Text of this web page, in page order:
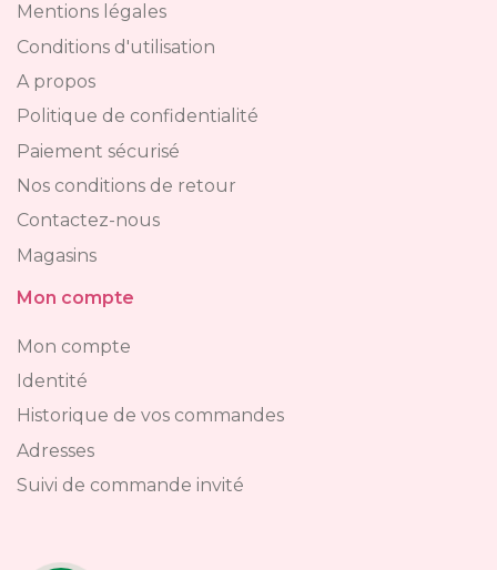
Mentions légales
Conditions d'utilisation
A propos
Politique de confidentialité
Paiement sécurisé
Nos conditions de retour
Contactez-nous
Magasins
Mon compte
Mon compte
Identité
Historique de vos commandes
Adresses
Suivi de commande invité